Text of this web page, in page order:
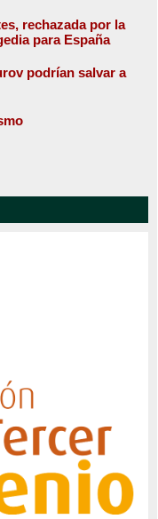
rechazada por la
para España
podrían salvar a